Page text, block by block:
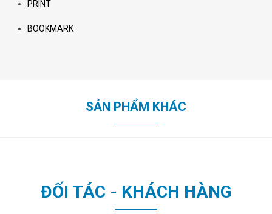
PRINT
BOOKMARK
SẢN PHẨM KHÁC
ĐỐI TÁC - KHÁCH HÀNG